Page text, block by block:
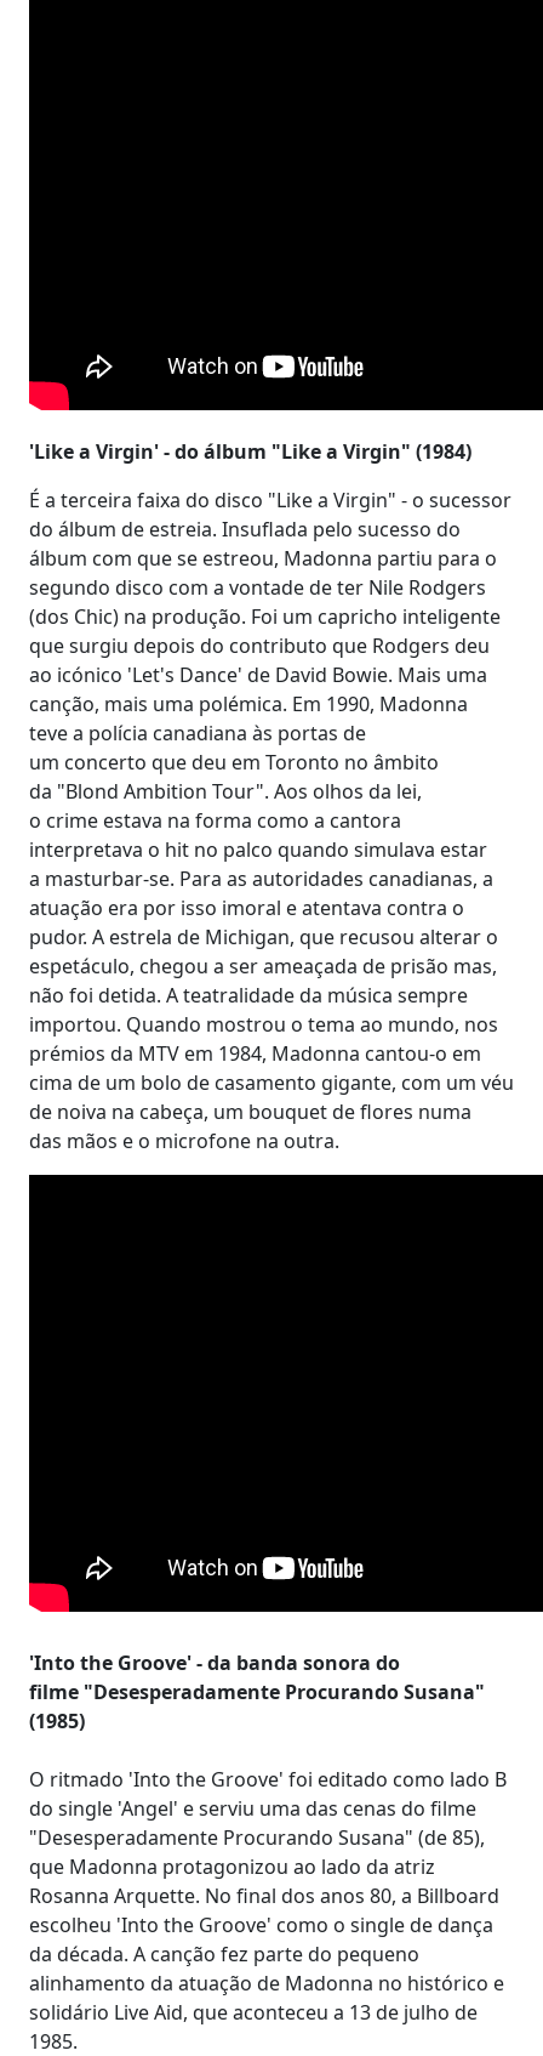
'Like a Virgin' - do álbum "Like a Virgin" (1984)
É a terceira faixa do disco "Like a Virgin" - o sucessor
do álbum de estreia. Insuflada pelo sucesso do
álbum com que se estreou, Madonna partiu para o
segundo disco com a vontade de ter Nile Rodgers
(dos Chic) na produção. Foi um capricho inteligente
que surgiu depois do contributo que Rodgers deu
ao icónico 'Let's Dance' de David Bowie. Mais uma
canção, mais uma polémica. Em 1990, Madonna
teve a polícia canadiana às portas de
um concerto que deu em Toronto no âmbito
da "Blond Ambition Tour". Aos olhos da lei,
o crime estava na forma como a cantora
interpretava o hit no palco quando simulava estar
a masturbar-se. Para as autoridades canadianas, a
atuação era por isso imoral e atentava contra o
pudor. A estrela de Michigan, que recusou alterar o
espetáculo, chegou a ser ameaçada de prisão mas,
não foi detida. A teatralidade da música sempre
importou. Quando mostrou o tema ao mundo, nos
prémios da MTV em 1984, Madonna cantou-o em
cima de um bolo de casamento gigante, com um véu
de noiva na cabeça, um bouquet de flores numa
das mãos e o microfone na outra.
'Into the Groove' - da banda sonora do
filme "Desesperadamente Procurando Susana"
(1985)
O ritmado 'Into the Groove' foi editado como lado B
do single 'Angel' e serviu uma das cenas do filme
"Desesperadamente Procurando Susana" (de 85),
que Madonna protagonizou ao lado da atriz
Rosanna Arquette. No final dos anos 80, a Billboard
escolheu 'Into the Groove' como o single de dança
da década. A canção fez parte do pequeno
alinhamento da atuação de Madonna no histórico e
solidário Live Aid, que aconteceu a 13 de julho de
1985.